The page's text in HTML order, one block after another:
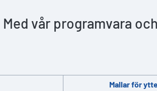
vår programvara
Mallar för